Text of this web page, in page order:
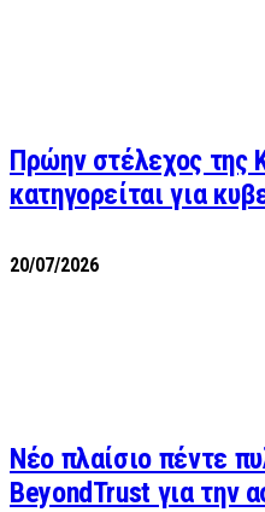
Πρώην στέλεχος της
κατηγορείται για
20/07/2026
Νέο πλαίσιο πέντε
BeyondTrust για την